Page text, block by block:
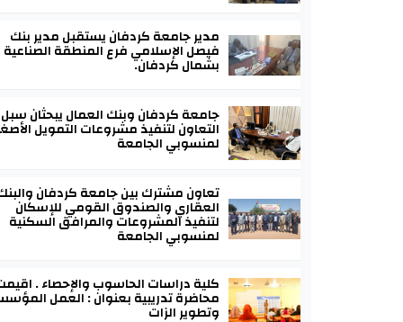
مدير جامعة كردفان يستقبل مدير بنك
فيصل الإسلامي فرع المنطقة الصناعية
بشمال كردفان.
جامعة كردفان وبنك العمال يبحثان سبل
التعاون لتنفيذ مشروعات التمويل
لمنسوبي الجامعة
تعاون مشترك بين جامعة كردفان
العقاري والصندوق القومي للإسكان
لتنفيذ المشروعات والمرافق السكنية
لمنسوبي الجامعة
كلية دراسات الحاسوب والإحصاء .
محاضرة تدريبية بعنوان : العمل
وتطوير الزات